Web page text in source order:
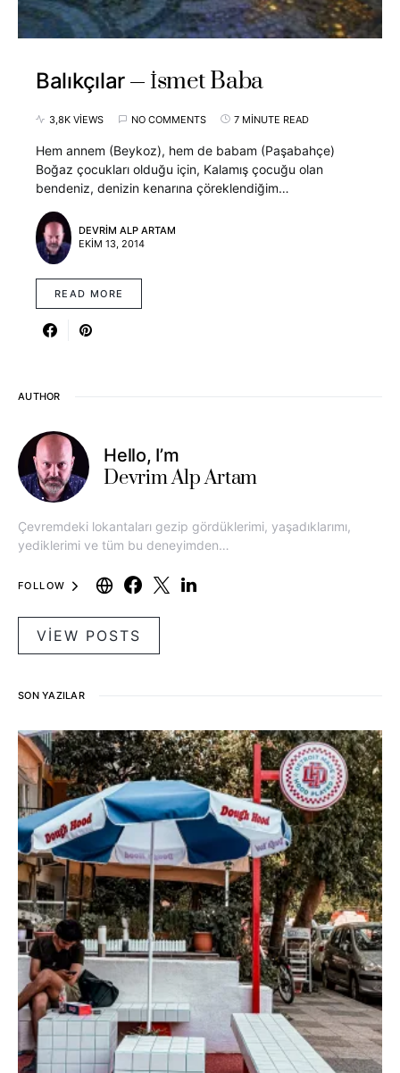
Balıkçılar İsmet Baba
3,8K VIEWS NO COMMENTS 7 MINUTE READ
Hem annem (Beykoz), hem de babam (Paşabahçe)
Boğaz çocukları olduğu için, Kalamış çocuğu olan
bendeniz, denizin kenarına çöreklendiğim…
DEVRIM ALP ARTAM
EKIM 13, 2014
READ MORE
AUTHOR
Hello, I’m
Devrim Alp Artam
Çevremdeki lokantaları gezip gördüklerimi, yaşadıklarımı,
yediklerimi ve tüm bu deneyimden…
FOLLOW
VIEW POSTS
SON YAZILAR